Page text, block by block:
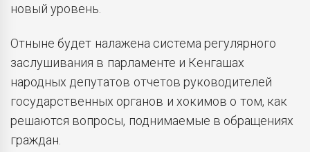
новый уровень.
Отныне будет налажена система регулярного
заслушивания в парламенте и Кенгашах
народных депутатов отчетов руководителей
государственных органов и хокимов о том, как
решаются вопросы, поднимаемые в обращениях
граждан.